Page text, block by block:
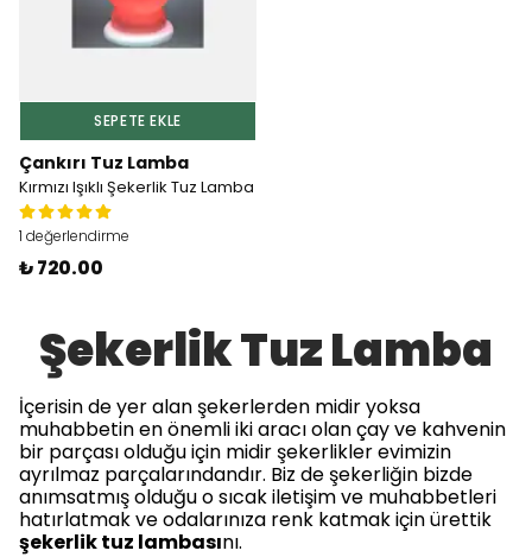
SEPETE EKLE
Çankırı Tuz Lamba
Kırmızı Işıklı Şekerlik Tuz Lamba
1 değerlendirme
₺ 720.00
Şekerlik Tuz Lamba
İçerisin de yer alan şekerlerden midir yoksa
muhabbetin en önemli iki aracı olan çay ve kahvenin
bir parçası olduğu için midir şekerlikler evimizin
ayrılmaz parçalarındandır. Biz de şekerliğin bizde
anımsatmış olduğu o sıcak iletişim ve muhabbetleri
hatırlatmak ve odalarınıza renk katmak için ürettik
şekerlik tuz lambasını.